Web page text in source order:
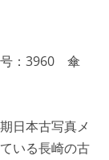
号：3960 傘
日本古写真メ
いる長崎の古